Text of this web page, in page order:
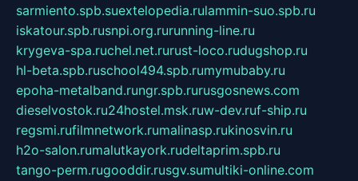
sarmiento.spb.suextelopedia.rulammin-suo.spb.ru
iskatour.spb.rusnpi.org.rurunning-line.ru
krygeva-spa.ruchel.net.rurust-loco.rudugshop.ru
hl-beta.spb.ruschool494.spb.rumymubaby.ru
epoha-metalband.rungr.spb.rurusgosnews.com
dieselvostok.ru24hostel.msk.ruw-dev.ruf-ship.ru
regsmi.rufilmnetwork.rumalinasp.rukinosvin.ru
h2o-salon.rumalutkayork.rudeltaprim.spb.ru
tango-perm.rugooddir.rusgv.sumultiki-online.com